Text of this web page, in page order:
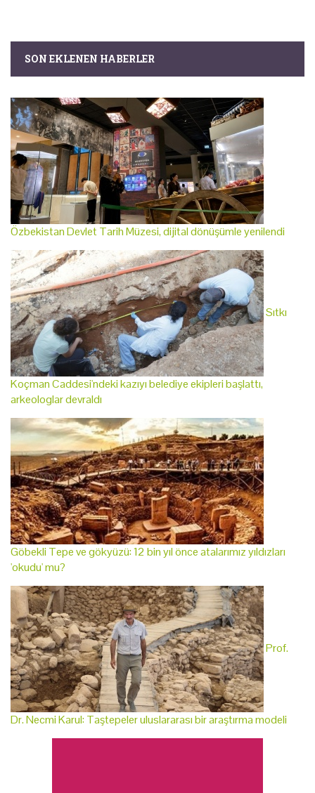
SON EKLENEN HABERLER
Özbekistan Devlet Tarih Müzesi, dijital dönüşümle yenilendi
Sıtkı
Koçman Caddesi'ndeki kazıyı belediye ekipleri başlattı,
arkeologlar devraldı
Göbekli Tepe ve gökyüzü: 12 bin yıl önce atalarımız yıldızları
'okudu' mu?
Prof.
Dr. Necmi Karul: Taştepeler uluslararası bir araştırma modeli